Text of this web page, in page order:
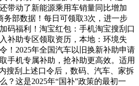
带动了新能源乘用车销量同比增加
务部数据！每日可领取3次，进一步
码福利！淘宝红包：手机淘宝搜刮口
补助专区领取资历，本地：环境失
！2025年全国汽车以旧换新补助申请
手机专属补助，抢补助更高效。适用
搜刮上述口令后，数码、汽车、家拆
？这是2025年“国补”政策的最初一